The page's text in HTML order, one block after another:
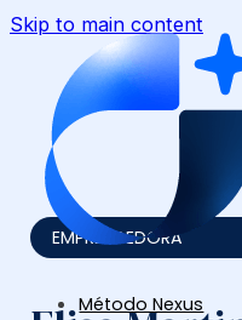
Skip to main content
Método Nexus
EMPRENDEDORA